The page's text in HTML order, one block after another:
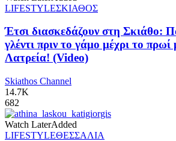
LIFESTYLEΣΚΙΑΘΟΣ
Έτσι διασκεδάζουν στη Σκιάθο:
γλέντι πριν το γάμο μέχρι το
Λατρεία! (Video)
Skiathos Channel
14.7K
682
Watch LaterAdded
LIFESTYLEΘΕΣΣΑΛΙΑ